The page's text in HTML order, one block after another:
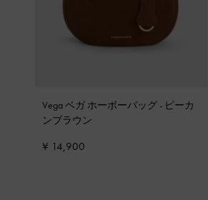
Vega ベガ ホーボーバッグ - ピーカ
ンブラウン
¥ 14,900